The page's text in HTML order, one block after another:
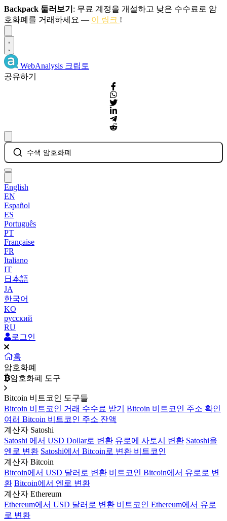
Backpack 둘러보기 : 무료 계정을 개설하고 낮은 수수료로 암
호화폐를 거래하세요 — 이 링크 !
WebAnalysis 크립토
공유하기
수색 암호화폐
English
EN
Español
ES
Português
PT
Française
FR
Italiano
IT
日本語
JA
한국어
KO
русский
RU
로그인
홈
암호화폐
암호화폐 도구
Bitcoin 비트코인 도구들
Bitcoin 비트코인 거래 수수료 받기
Bitcoin 비트코인 주소 확인
여러 Bitcoin 비트코인 주소 잔액
계산자 Satoshi
Satoshi 에서 USD Dollar로 변환 유로에 사토시 변환 Satoshi을
엔로 변환 Satoshi에서 Bitcoin로 변환 비트코인
계산자 Bitcoin
Bitcoin에서 USD 달러로 변환 비트코인 Bitcoin에서 유로로 변
환 Bitcoin에서 엔로 변환
계산자 Ethereum
Ethereum에서 USD 달러로 변환 비트코인 Ethereum에서 유로
로 변환